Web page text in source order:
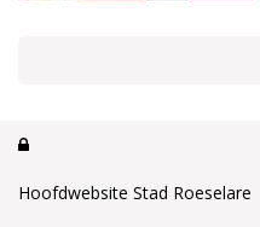

Hoofdwebsite Stad Roeselare